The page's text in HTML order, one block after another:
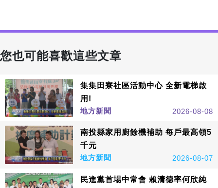
您也可能喜歡這些文章
集集田寮社區活動中心 全新電梯啟
用!
地方新聞
2026-08-08
南投縣家用廚餘機補助 每戶最高領5
千元
地方新聞
2026-08-07
民進黨首場中常會 賴清德率何欣純